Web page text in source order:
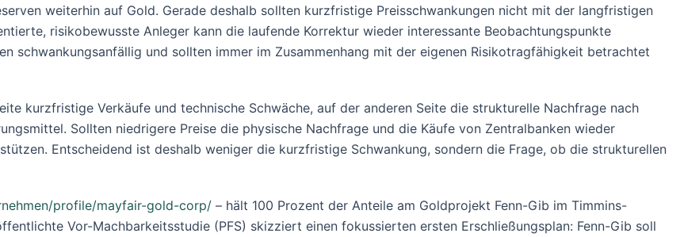
weiterhin auf Gold. Gerade deshalb sollten kurzfristige Preisschwankungen nicht mit der langfristigen
risikobewusste Anleger kann die laufende Korrektur wieder interessante Beobachtungspunkte
schwankungsanfällig und sollten immer im Zusammenhang mit der eigenen Risikotragfähigkeit betrachtet
kurzfristige Verkäufe und technische Schwäche, auf der anderen Seite die strukturelle Nachfrage nach
Sollten niedrigere Preise die physische Nachfrage und die Käufe von Zentralbanken wieder
Entscheidend ist deshalb weniger die kurzfristige Schwankung, sondern die Frage, ob die strukturellen
profile/mayfair-gold-corp/ – hält 100 Prozent der Anteile am Goldprojekt Fenn-Gib im Timmins-
Vor-Machbarkeitsstudie (PFS) skizziert einen fokussierten ersten Erschließungsplan: Fenn-Gib soll